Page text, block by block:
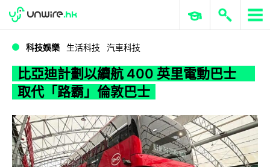
WWDC 2026 ERP 與商業 AI
科技娛樂 生活科技 汽車科技
比亞迪計劃以續航 400 英里電動巴士
取代「路霸」倫敦巴士